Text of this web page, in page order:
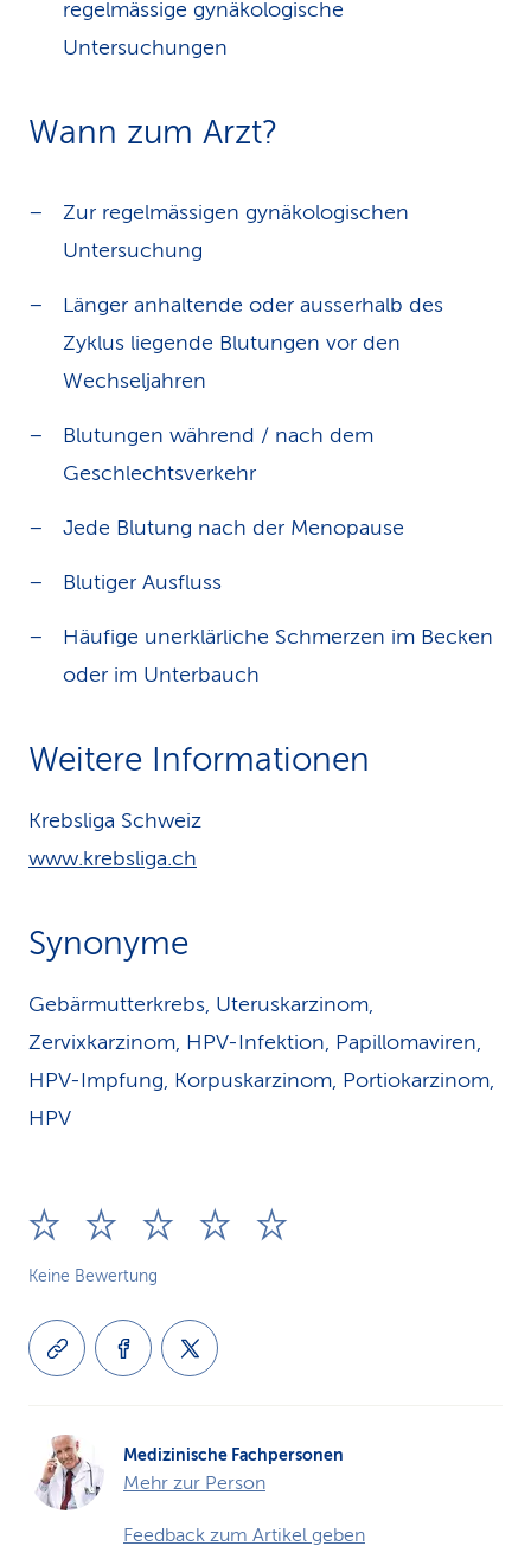
regelmässige gynäkologische
Untersuchungen
Wann zum Arzt?
Zur regelmässigen gynäkologischen
Untersuchung
Länger anhaltende oder ausserhalb des
Zyklus liegende Blutungen vor den
Wechseljahren
Blutungen während / nach dem
Geschlechtsverkehr
Jede Blutung nach der Menopause
Blutiger Ausfluss
Häufige unerklärliche Schmerzen im Becken
oder im Unterbauch
Weitere Informationen
Krebsliga Schweiz
www.krebsliga.ch
Synonyme
Gebärmutterkrebs, Uteruskarzinom,
Zervixkarzinom, HPV-Infektion, Papillomaviren,
HPV-Impfung, Korpuskarzinom, Portiokarzinom,
HPV
Keine Bewertung
Medizinische Fachpersonen
Mehr zur Person
Feedback zum Artikel geben